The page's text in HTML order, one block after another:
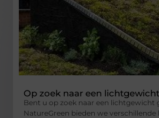
Op zoek naar een
Bent u op zoek naar een lichtgewicht
NatureGreen bieden we